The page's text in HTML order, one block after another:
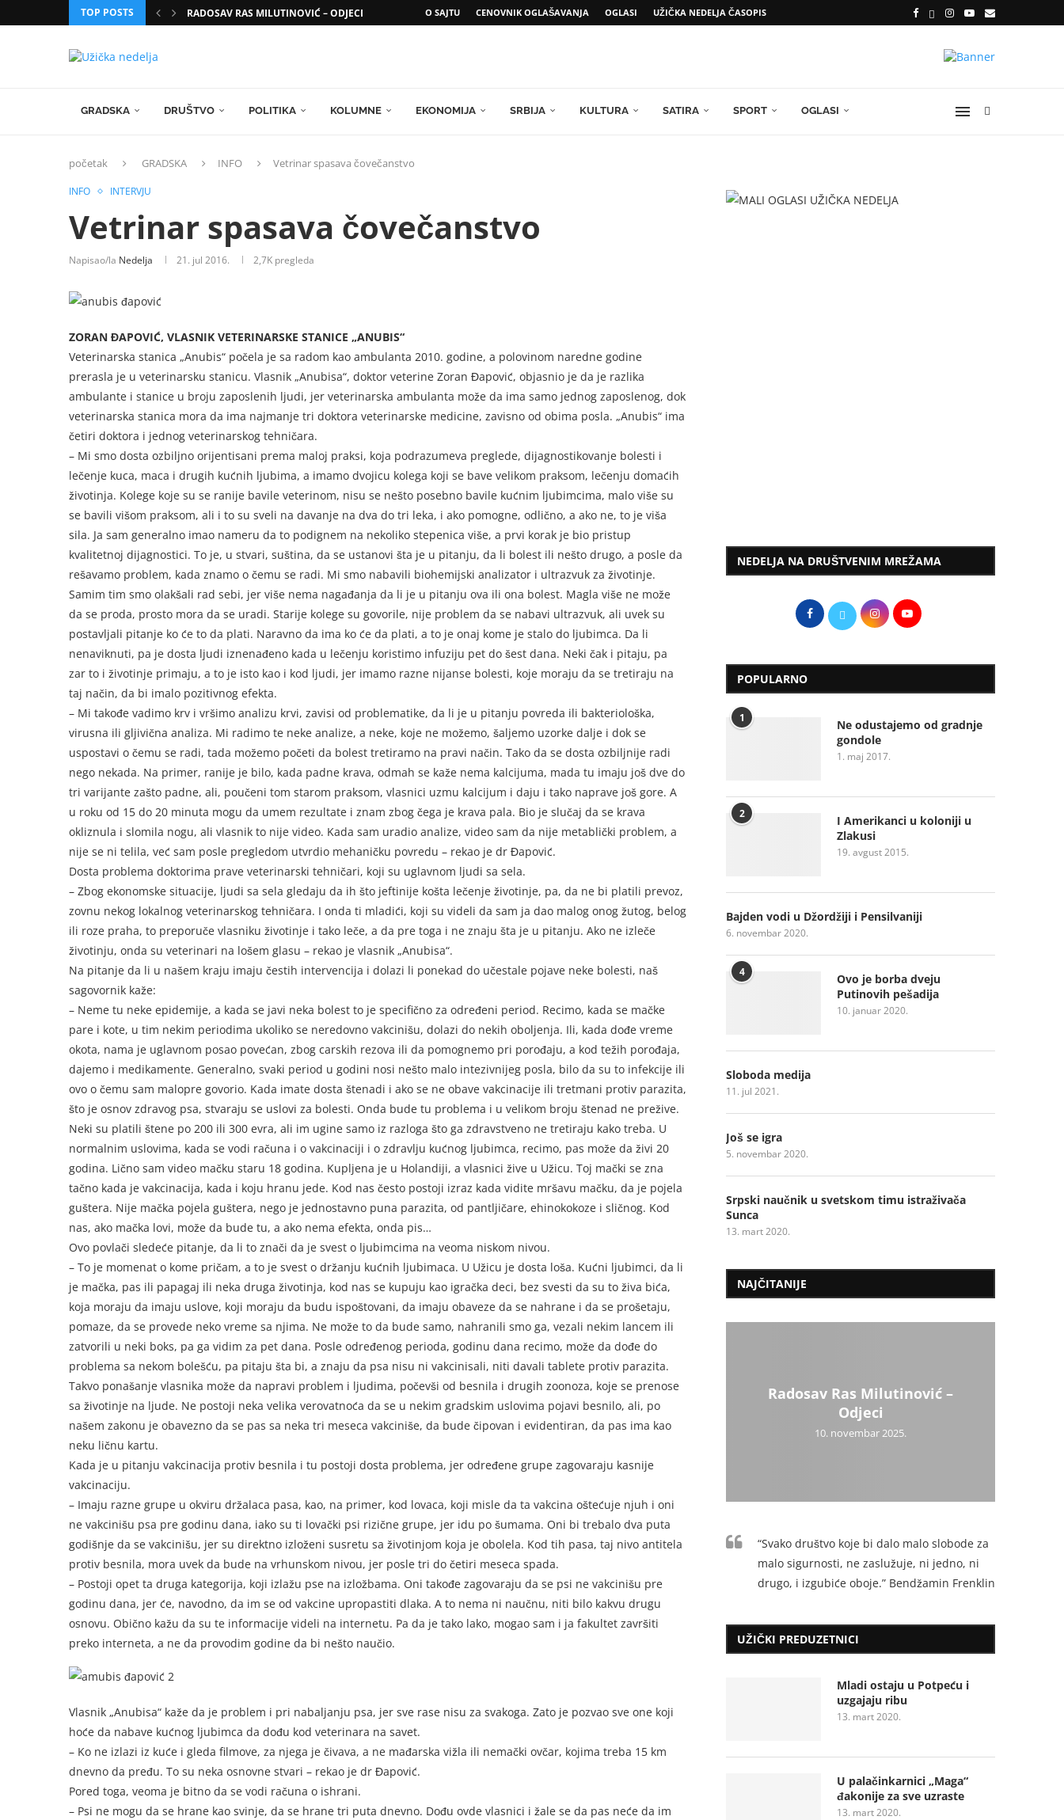
TOP POSTS RADOSAV RAS MILUTINOVIĆ – ODJECI O SAJTU CENOVNIK OGLAŠAVANJA OGLASI UŽIČKA NEDELJA ČASOPIS
GRADSKA DRUŠTVO POLITIKA KOLUMNE EKONOMIJA SRBIJA KULTURA SATIRA SPORT OGLASI
početak GRADSKA INFO Vetrinar spasava čovečanstvo
INFO INTERVJU
Vetrinar spasava čovečanstvo
Napisao/la Nedelja 21. jul 2016. 2,7K pregleda
ZORAN ĐAPOVIĆ, VLASNIK VETERINARSKE STANICE „ANUBIS“
Veterinarska stanica „Anubis“ počela je sa radom kao ambulanta 2010. godine, a polovinom naredne godine
prerasla je u veterinarsku stanicu. Vlasnik „Anubisa“, doktor veterine Zoran Đapović, objasnio je da je razlika
ambulante i stanice u broju zaposlenih ljudi, jer veterinarska ambulanta može da ima samo jednog zaposlenog, dok
veterinarska stanica mora da ima najmanje tri doktora veterinarske medicine, zavisno od obima posla. „Anubis“ ima
četiri doktora i jednog veterinarskog tehničara.
– Mi smo dosta ozbiljno orijentisani prema maloj praksi, koja podrazumeva preglede, dijagnostikovanje bolesti i
lečenje kuca, maca i drugih kućnih ljubima, a imamo dvojicu kolega koji se bave velikom praksom, lečenju domaćih
životinja. Kolege koje su se ranije bavile veterinom, nisu se nešto posebno bavile kućnim ljubimcima, malo više su
se bavili višom praksom, ali i to su sveli na davanje na dva do tri leka, i ako pomogne, odlično, a ako ne, to je viša
sila. Ja sam generalno imao nameru da to podignem na nekoliko stepenica više, a prvi korak je bio pristup
kvalitetnoj dijagnostici. To je, u stvari, suština, da se ustanovi šta je u pitanju, da li bolest ili nešto drugo, a posle da
rešavamo problem, kada znamo o čemu se radi. Mi smo nabavili biohemijski analizator i ultrazvuk za životinje.
Samim tim smo olakšali rad sebi, jer više nema nagađanja da li je u pitanju ova ili ona bolest. Magla više ne može
da se proda, prosto mora da se uradi. Starije kolege su govorile, nije problem da se nabavi ultrazvuk, ali uvek su
postavljali pitanje ko će to da plati. Naravno da ima ko će da plati, a to je onaj kome je stalo do ljubimca. Da li
nenaviknuti, pa je dosta ljudi iznenađeno kada u lečenju koristimo infuziju pet do šest dana. Neki čak i pitaju, pa
zar to i životinje primaju, a to je isto kao i kod ljudi, jer imamo razne nijanse bolesti, koje moraju da se tretiraju na
taj način, da bi imalo pozitivnog efekta.
– Mi takođe vadimo krv i vršimo analizu krvi, zavisi od problematike, da li je u pitanju povreda ili bakteriološka,
virusna ili gljivična analiza. Mi radimo te neke analize, a neke, koje ne možemo, šaljemo uzorke dalje i dok se
uspostavi o čemu se radi, tada možemo početi da bolest tretiramo na pravi način. Tako da se dosta ozbiljnije radi
nego nekada. Na primer, ranije je bilo, kada padne krava, odmah se kaže nema kalcijuma, mada tu imaju još dve do
tri varijante zašto padne, ali, poučeni tom starom praksom, vlasnici uzmu kalcijum i daju i tako naprave još gore. A
u roku od 15 do 20 minuta mogu da umem rezultate i znam zbog čega je krava pala. Bio je slučaj da se krava
okliznula i slomila nogu, ali vlasnik to nije video. Kada sam uradio analize, video sam da nije metablički problem, a
nije se ni telila, već sam posle pregledom utvrdio mehaničku povredu – rekao je dr Đapović.
Dosta problema doktorima prave veterinarski tehničari, koji su uglavnom ljudi sa sela.
– Zbog ekonomske situacije, ljudi sa sela gledaju da ih što jeftinije košta lečenje životinje, pa, da ne bi platili prevoz,
zovnu nekog lokalnog veterinarskog tehničara. I onda ti mladići, koji su videli da sam ja dao malog onog žutog, belog
ili roze praha, to preporuče vlasniku životinje i tako leče, a da pre toga i ne znaju šta je u pitanju. Ako ne izleče
životinju, onda su veterinari na lošem glasu – rekao je vlasnik „Anubisa“.
Na pitanje da li u našem kraju imaju čestih intervencija i dolazi li ponekad do učestale pojave neke bolesti, naš
sagovornik kaže:
– Neme tu neke epidemije, a kada se javi neka bolest to je specifično za određeni period. Recimo, kada se mačke
pare i kote, u tim nekim periodima ukoliko se neredovno vakcinišu, dolazi do nekih oboljenja. Ili, kada dođe vreme
okota, nama je uglavnom posao povećan, zbog carskih rezova ili da pomognemo pri porođaju, a kod težih porođaja,
dajemo i medikamente. Generalno, svaki period u godini nosi nešto malo intezivnijeg posla, bilo da su to infekcije ili
ovo o čemu sam malopre govorio. Kada imate dosta štenadi i ako se ne obave vakcinacije ili tretmani protiv parazita,
što je osnov zdravog psa, stvaraju se uslovi za bolesti. Onda bude tu problema i u velikom broju štenad ne prežive.
Neki su platili štene po 200 ili 300 evra, ali im ugine samo iz razloga što ga zdravstveno ne tretiraju kako treba. U
normalnim uslovima, kada se vodi računa i o vakcinaciji i o zdravlju kućnog ljubimca, recimo, pas može da živi 20
godina. Lično sam video mačku staru 18 godina. Kupljena je u Holandiji, a vlasnici žive u Užicu. Toj mački se zna
tačno kada je vakcinacija, kada i koju hranu jede. Kod nas često postoji izraz kada vidite mršavu mačku, da je pojela
guštera. Nije mačka pojela guštera, nego je jednostavno puna parazita, od pantljičare, ehinokokoze i sličnog. Kod
nas, ako mačka lovi, može da bude tu, a ako nema efekta, onda pis…
Ovo povlači sledeće pitanje, da li to znači da je svest o ljubimcima na veoma niskom nivou.
– To je momenat o kome pričam, a to je svest o držanju kućnih ljubimaca. U Užicu je dosta loša. Kućni ljubimci, da li
je mačka, pas ili papagaj ili neka druga životinja, kod nas se kupuju kao igračka deci, bez svesti da su to živa bića,
koja moraju da imaju uslove, koji moraju da budu ispoštovani, da imaju obaveze da se nahrane i da se prošetaju,
pomaze, da se provede neko vreme sa njima. Ne može to da bude samo, nahranili smo ga, vezali nekim lancem ili
zatvorili u neki boks, pa ga vidim za pet dana. Posle određenog perioda, godinu dana recimo, može da dođe do
problema sa nekom bolešću, pa pitaju šta bi, a znaju da psa nisu ni vakcinisali, niti davali tablete protiv parazita.
Takvo ponašanje vlasnika može da napravi problem i ljudima, počevši od besnila i drugih zoonoza, koje se prenose
sa životinje na ljude. Ne postoji neka velika verovatnoća da se u nekim gradskim uslovima pojavi besnilo, ali, po
našem zakonu je obavezno da se pas sa neka tri meseca vakciniše, da bude čipovan i evidentiran, da pas ima kao
neku ličnu kartu.
Kada je u pitanju vakcinacija protiv besnila i tu postoji dosta problema, jer određene grupe zagovaraju kasnije
vakcinaciju.
– Imaju razne grupe u okviru držalaca pasa, kao, na primer, kod lovaca, koji misle da ta vakcina oštećuje njuh i oni
ne vakcinišu psa pre godinu dana, iako su ti lovački psi rizične grupe, jer idu po šumama. Oni bi trebalo dva puta
godišnje da se vakcinišu, jer su direktno izloženi susretu sa životinjom koja je obolela. Kod tih pasa, taj nivo antitela
protiv besnila, mora uvek da bude na vrhunskom nivou, jer posle tri do četiri meseca spada.
– Postoji opet ta druga kategorija, koji izlažu pse na izložbama. Oni takođe zagovaraju da se psi ne vakcinišu pre
godinu dana, jer će, navodno, da im se od vakcine upropastiti dlaka. A to nema ni naučnu, niti bilo kakvu drugu
osnovu. Obično kažu da su te informacije videli na internetu. Pa da je tako lako, mogao sam i ja fakultet završiti
preko interneta, a ne da provodim godine da bi nešto naučio.
Vlasnik „Anubisa“ kaže da je problem i pri nabaljanju psa, jer sve rase nisu za svakoga. Zato je pozvao sve one koji
hoće da nabave kućnog ljubimca da dođu kod veterinara na savet.
– Ko ne izlazi iz kuće i gleda filmove, za njega je čivava, a ne mađarska vižla ili nemački ovčar, kojima treba 15 km
dnevno da pređu. To su neka osnovne stvari – rekao je dr Đapović.
Pored toga, veoma je bitno da se vodi računa o ishrani.
– Psi ne mogu da se hrane kao svinje, da se hrane tri puta dnevno. Dođu ovde vlasnici i žale se da pas neće da im
NEDELJA NA DRUŠTVENIM MREŽAMA
POPULARNO
1
Ne odustajemo od gradnje
gondole
1. maj 2017.
2
I Amerikanci u koloniji u
Zlakusi
19. avgust 2015.
Bajden vodi u Džordžiji i Pensilvaniji
6. novembar 2020.
4
Ovo je borba dveju
Putinovih pešadija
10. januar 2020.
Sloboda medija
11. jul 2021.
Još se igra
5. novembar 2020.
Srpski naučnik u svetskom timu istraživača
Sunca
13. mart 2020.
NAJČITANIJE
Radosav Ras Milutinović –
Odjeci
10. novembar 2025.
“Svako društvo koje bi dalo malo slobode za
malo sigurnosti, ne zaslužuje, ni jedno, ni
drugo, i izgubiće oboje.” Bendžamin Frenklin
UŽIČKI PREDUZETNICI
Mladi ostaju u Potpeću i
uzgajaju ribu
13. mart 2020.
U palačinkarnici „Maga“
đakonije za sve uzraste
13. mart 2020.